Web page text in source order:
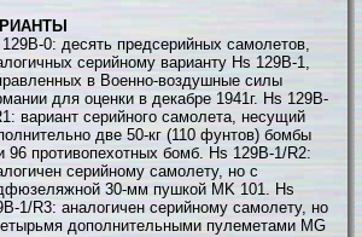
129B-0: десять предсерийных самолетов,
серийному варианту Hs 129В-1,
в Военно-воздушные силы
для оценки в декабре 1941г. Hs 129B-
вариант серийного самолета, несущий
две 50-кг (110 фунтов) бомбы
96 противопехотных бомб. Hs 129B-1/R2:
серийному самолету, но с
30-мм пушкой MK 101. Hs
1/R3: аналогичен серийному самолету, но
дополнительными пулеметами MG